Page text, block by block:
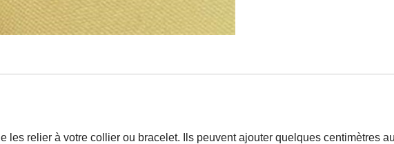
les relier à votre collier ou bracelet. Ils peuvent ajouter quelques centimètres